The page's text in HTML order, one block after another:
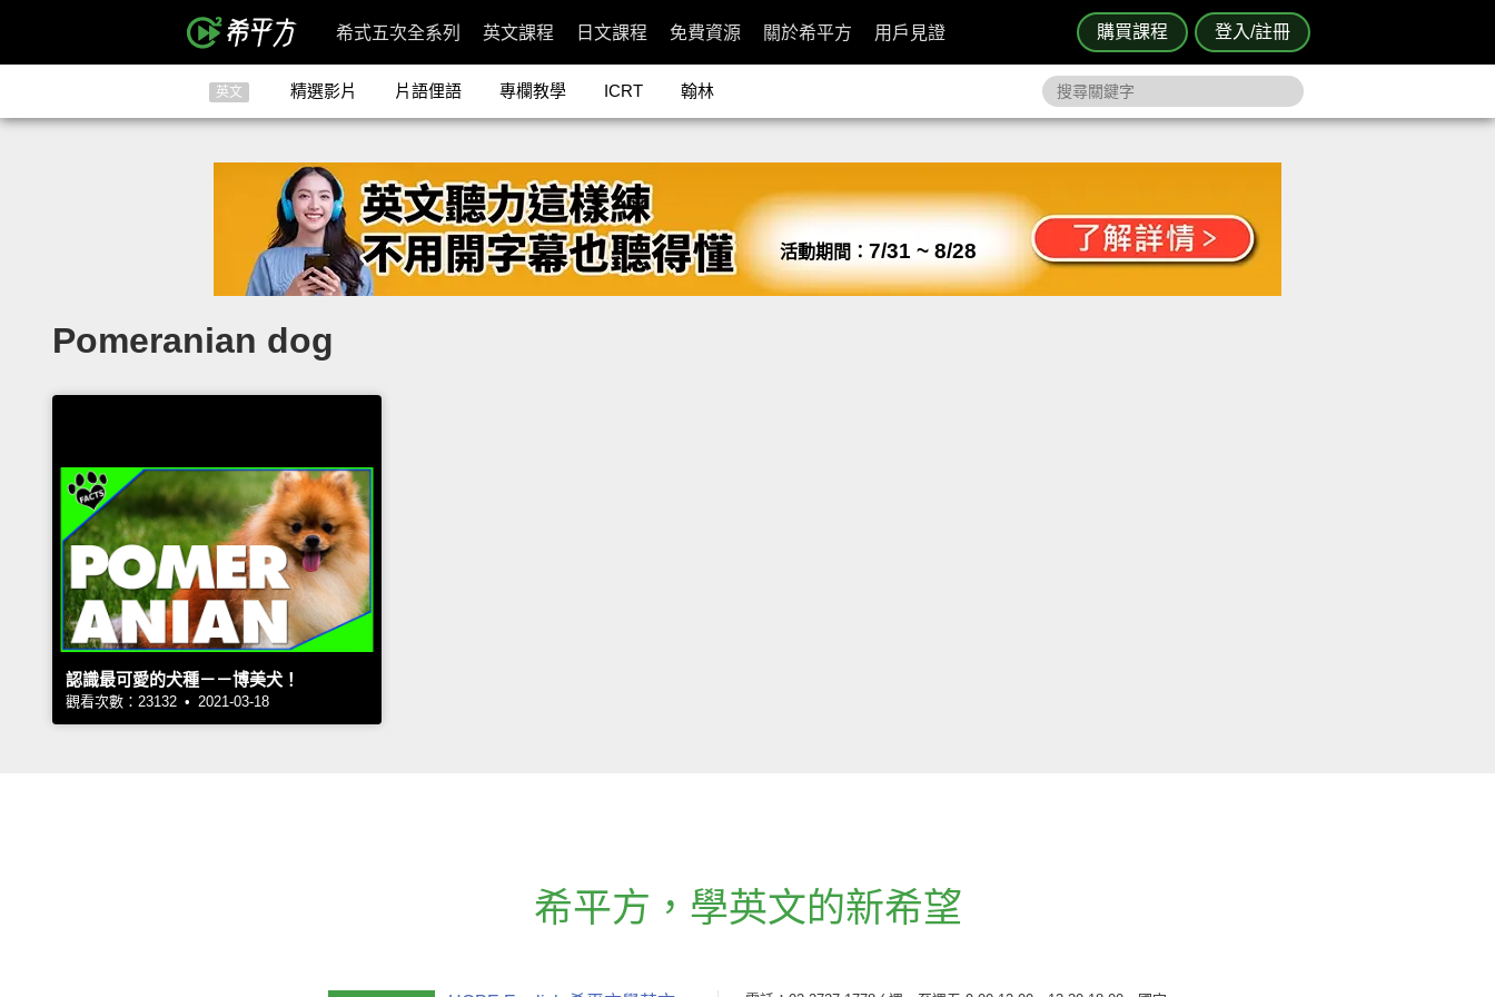
購買課程 登入/註冊
希式五次全系列 英文課程 日文課程 免費資源 關於希平方 用戶見證
英文 精選影片 片語俚語 專欄教學 ICRT 翰林
活動期間： 7/31 ~ 8/28
Pomeranian dog
認識最可愛的犬種－－博美犬！
觀看次數：23132 • 2021-03-18
希平方 ， 學英文的新希望